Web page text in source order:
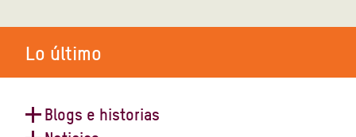
Lo último
Blogs e historias